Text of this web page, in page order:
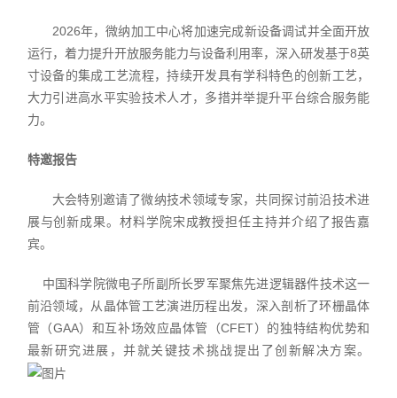
2026年，微纳加工中心将加速完成新设备调试并全面开放
运行，着力提升开放服务能力与设备利用率，深入研发基于8英
寸设备的集成工艺流程，持续开发具有学科特色的创新工艺，
大力引进高水平实验技术人才，多措并举提升平台综合服务能
力。
特邀报告
大会特别邀请了微纳技术领域专家，共同探讨前沿技术进
展与创新成果。材料学院宋成教授担任主持并介绍了报告嘉
宾。
中国科学院微电子所副所长罗军聚焦先进逻辑器件技术这一
前沿领域，从晶体管工艺演进历程出发，深入剖析了环栅晶体
管（GAA）和互补场效应晶体管（CFET）的独特结构优势和
最新研究进展，并就关键技术挑战提出了创新解决方案。